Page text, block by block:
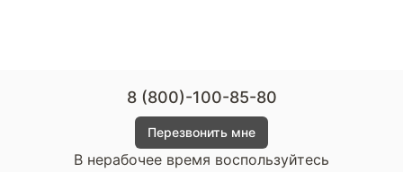
8 (800)-100-85-80
Перезвонить мне
В нерабочее время воспользуйтесь